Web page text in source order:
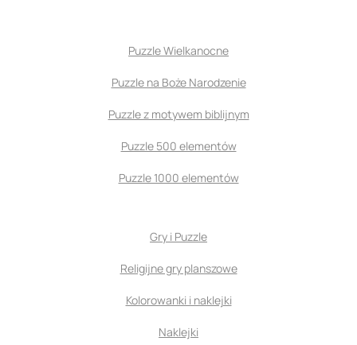
Puzzle Wielkanocne
Puzzle na Boże Narodzenie
Puzzle z motywem biblijnym
Puzzle 500 elementów
Puzzle 1000 elementów
Gry i Puzzle
Religijne gry planszowe
Kolorowanki i naklejki
Naklejki